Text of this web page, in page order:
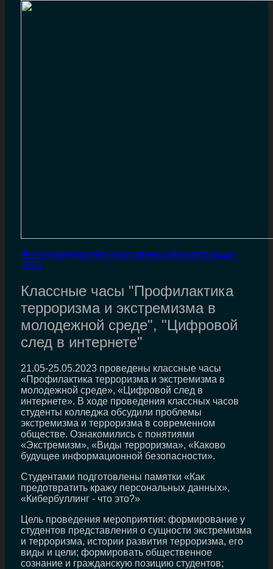
Фото и видеоотчет Анатомической олимпиады -
2023
Классные часы "Профилактика
терроризма и экстремизма в
молодежной среде", "Цифровой
след в интернете"
21.05-25.05.2023 проведены классные часы
«Профилактика терроризма и экстремизма в
молодежной среде», «Цифровой след в
интернете». В ходе проведения классных часов
студенты колледжа обсудили проблемы
экстремизма и терроризма в современном
обществе. Ознакомились с понятиями
«Экстремизм», «Виды терроризма», «Каково
будущее информационной безопасности».
Студентами подготовлены памятки «Как
предотвратить кражу персональных данных»,
«Кибербуллинг - что это?»
Цель проведения мероприятия: формирование у
студентов представления о сущности экстремизма
и терроризма, истории развития терроризма, его
виды и цели; формировать общественное
сознание и гражданскую позицию студентов;